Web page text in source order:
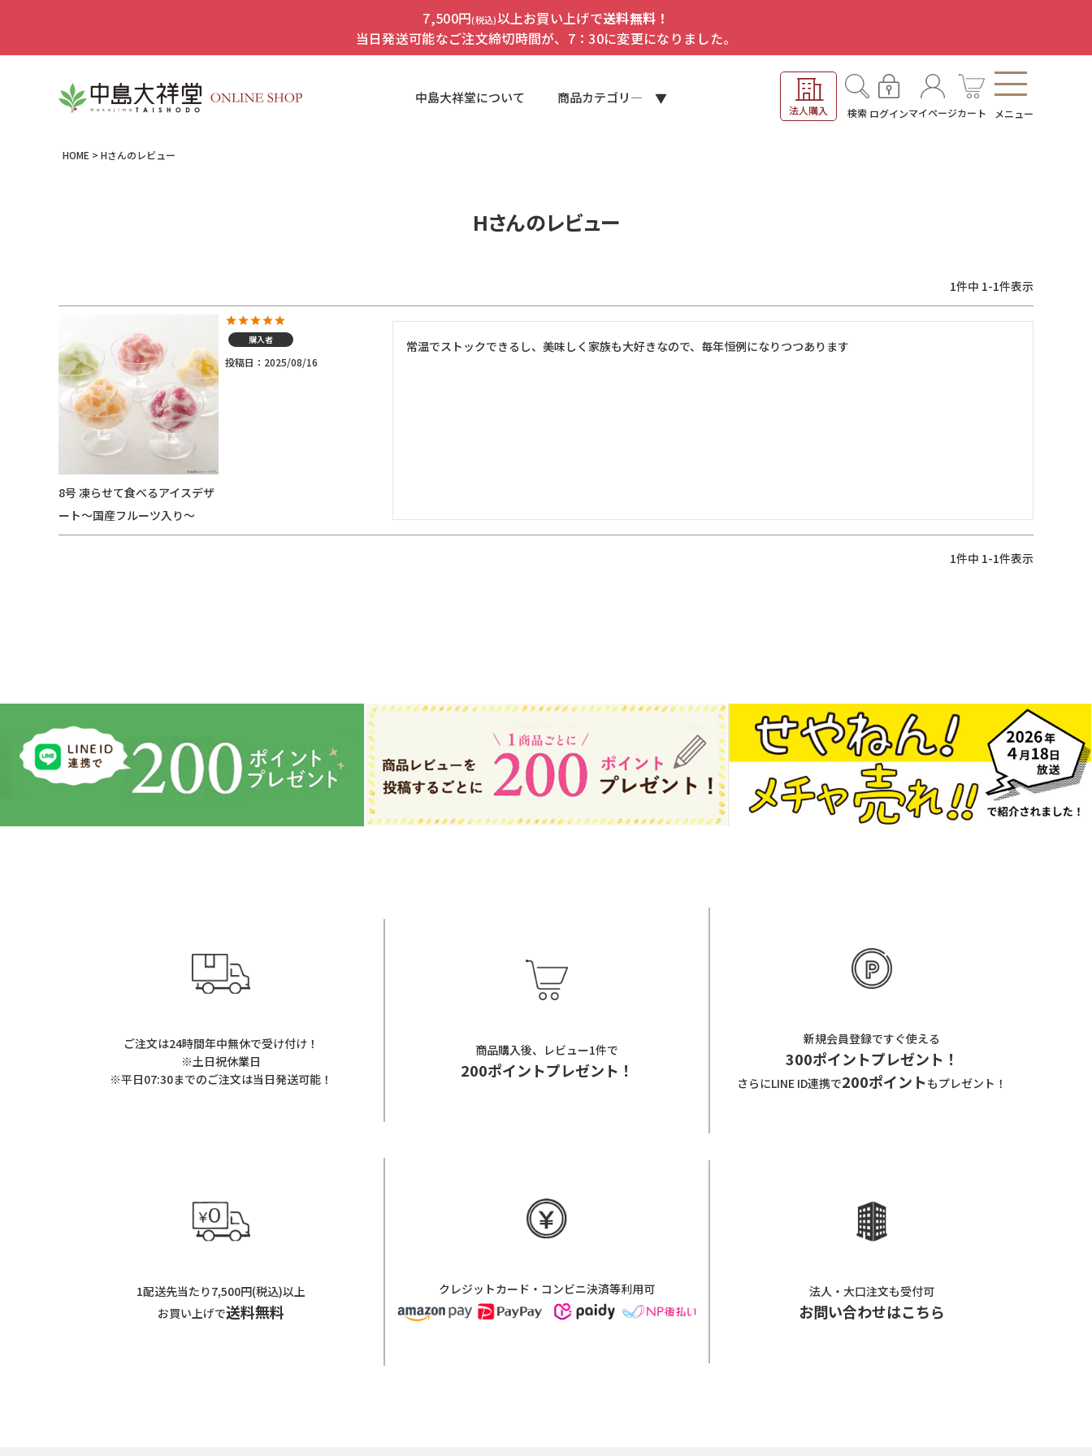
7,500円(税込)以上お買い上げで送料無料！
当日発送可能なご注文締切時間が、7：30に変更になりました。
中島大祥堂について 商品カテゴリ―
法人購入 検索 ログインマイページカート メニュー
HOME Hさんのレビュー
Hさんのレビュー
1件中 1-1件表示
8号 凍らせて食べるアイスデザ
ート～国産フルーツ入り～
購入者
投稿日 2025/08/16
常温でストックできるし、美味しく家族も大好きなので、毎年恒例になりつつあります
1件中 1-1件表示
ご注文は24時間年中無休で受け付け！
※土日祝休業日
※平日07:30までのご注文は当日発送可能！
商品購入後、レビュー1件で
200ポイントプレゼント！
新規会員登録ですぐ使える
300ポイントプレゼント！
さらにLINE ID連携で200ポイントもプレゼント！
1配送先当たり7,500円(税込)以上
お買い上げで送料無料
クレジットカード・コンビニ決済等利用可 法人・大口注文も受付可
お問い合わせはこちら